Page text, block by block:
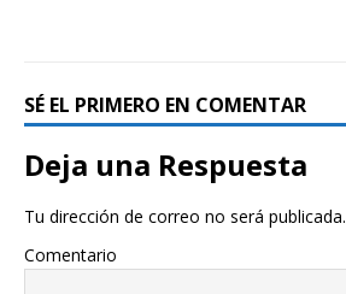
SÉ EL PRIMERO EN COMENTAR
Deja una Respuesta
Tu dirección de correo no será publicada.
Comentario